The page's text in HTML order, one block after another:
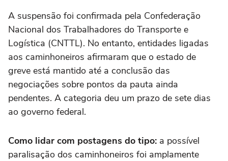
A suspensão foi confirmada pela Confederação
Nacional dos Trabalhadores do Transporte e
Logística (CNTTL). No entanto, entidades ligadas
aos caminhoneiros afirmaram que o estado de
greve está mantido até a conclusão das
negociações sobre pontos da pauta ainda
pendentes. A categoria deu um prazo de sete dias
ao governo federal.
Como lidar com postagens do tipo: a possível
paralisação dos caminhoneiros foi amplamente